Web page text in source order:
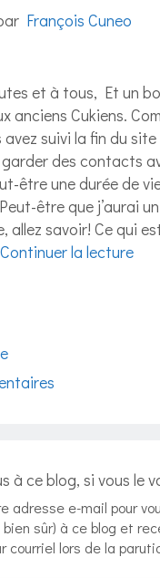
François Cuneo
et à tous, Et un
anciens Cukiens.
suivi la fin du site
des contacts
être une durée de
être que j’aurai
allez savoir! Ce qui est
Continuer la lecture
à ce blog, si vous le
adresse e-mail pour
sûr) à ce blog et
courriel lors de la